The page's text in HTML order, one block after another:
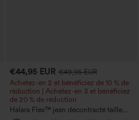
€44,95 EUR €49,95 EUR
Achetez-en 2 et bénéficiez de 10 % de
réduction | Achetez-en 3 et bénéficiez
de 20 % de réduction
Halara Flex™ jean décontracté taille
haute, large, avec poches, ourlet